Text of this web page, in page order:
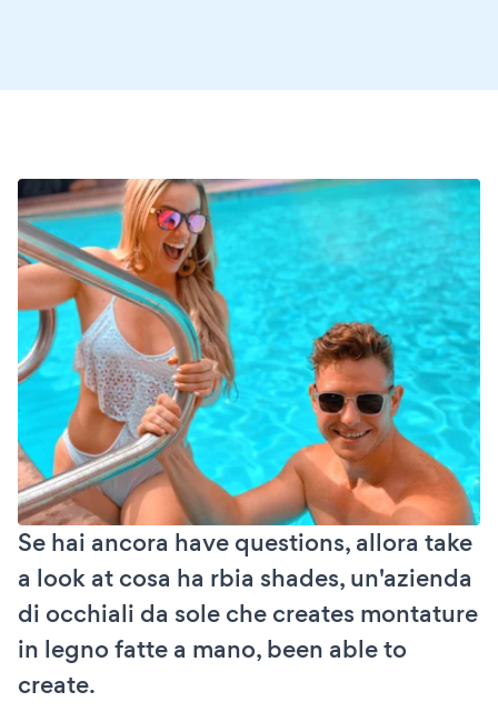
Se hai ancora have questions, allora take
a look at cosa ha rbia shades, un'azienda
di occhiali da sole che creates montature
in legno fatte a mano, been able to
create.